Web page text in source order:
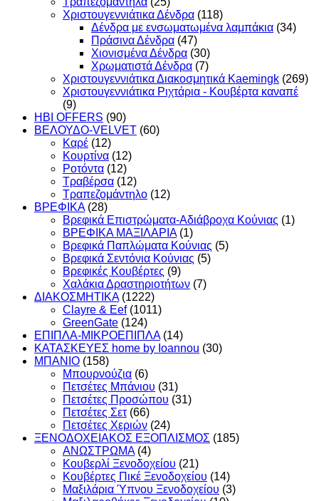
Χριστουγεννιάτικα Δένδρα (118)
Δένδρα με ενσωματωμένα λαμπάκια (34)
Πράσινα Δένδρα (47)
Χιονισμένα Δένδρα (30)
Χρωματιστά Δένδρα (7)
Χριστουγεννιάτικα Διακοσμητικά Kaemingk (269)
Χριστουγεννιάτικα Ριχτάρια - Κουβέρτα καναπέ
(9)
HBI OFFERS (90)
ΒΕΛΟΥΔΟ-VELVET (60)
Καρέ (12)
Κουρτίνα (12)
Ροτόντα (12)
Τραβέρσα (12)
Τραπεζομάντηλο (12)
ΒΡΕΦΙΚΑ (28)
Βρεφικά Επιστρώματα-Αδιάβροχα Κούνιας (1)
ΒΡΕΦΙΚΑ ΜΑΞΙΛΑΡΙΑ (1)
Βρεφικά Παπλώματα Κούνιας (5)
Βρεφικά Σεντόνια Κούνιας (5)
Βρεφικές Κουβέρτες (9)
Χαλάκια Δραστηριοτήτων (7)
ΔΙΑΚΟΣΜΗΤΙΚΑ (1222)
Clayre & Eef (1011)
GreenGate (124)
ΕΠΙΠΛΑ-ΜΙΚΡΟΕΠΙΠΛΑ (14)
ΚΑΤΑΣΚΕΥΕΣ home by Ioannou (30)
ΜΠΑΝΙΟ (158)
Μπουρνούζια (6)
Πετσέτες Μπάνιου (31)
Πετσέτες Προσώπου (31)
Πετσέτες Σετ (66)
Πετσέτες Χεριών (24)
ΞΕΝΟΔΟΧΕΙΑΚΟΣ ΕΞΟΠΛΙΣΜΟΣ (185)
ΑΝΩΣΤΡΩΜΑ (4)
Κουβερλί Ξενοδοχείου (21)
Κουβέρτες Πικέ Ξενοδοχείου (14)
Μαξιλάρια Ύπνου Ξενοδοχείου (3)